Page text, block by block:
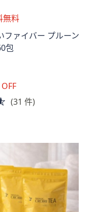
無料
ファイバー プルーン
包
4.5
(31 件)